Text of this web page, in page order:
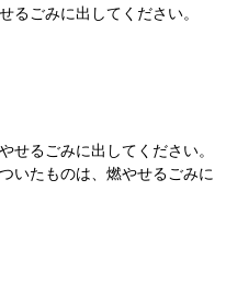
るごみに出してください。
せるごみに出してください。
いたものは、燃やせるごみに